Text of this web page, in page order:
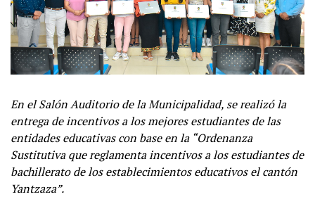
En el Salón Auditorio de la Municipalidad, se realizó la
entrega de incentivos a los mejores estudiantes de las
entidades educativas con base en la “Ordenanza
Sustitutiva que reglamenta incentivos a los estudiantes de
bachillerato de los establecimientos educativos el cantón
Yantzaza”.